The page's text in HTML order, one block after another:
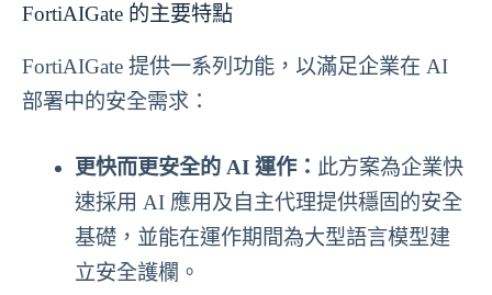
FortiAIGate 的主要特點
FortiAIGate 提供一系列功能，以滿足企業在 AI
部署中的安全需求：
更快而更安全的 AI 運作： 此方案為企業快
速採用 AI 應用及自主代理提供穩固的安全
基礎，並能在運作期間為大型語言模型建
立安全護欄。